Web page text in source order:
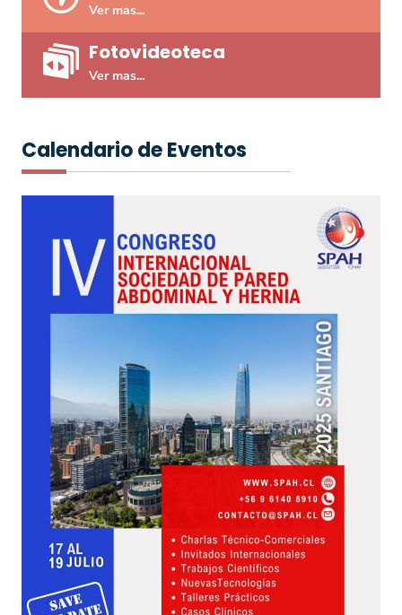
Ver mas...
Fotovideoteca​
Ver mas...
Calendario de Eventos